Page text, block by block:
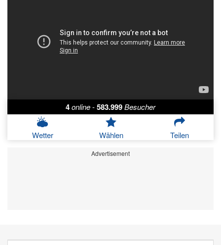
4online-583.999Besucher
Wetter Wählen Teilen
Advertisement